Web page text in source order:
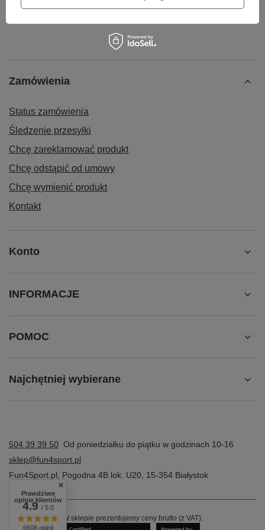
Zamówienia
Status zamówienia
Śledzenie przesyłki
Chcę zareklamować produkt
Chcę odstąpić od umowy
Chcę wymienić produkt
Kontakt
Konto
INFORMACJE
POMOC
Najchętniej wybierane
504 39 39 50 Od poniedziałku do piątku w godzinach 10-16
sklep@fun4sport.pl
Fun4Sport.pl
Pogodna 4B lok. U20 15-354 Białystok
W sklepie prezentujemy ceny brutto (z VAT).
Prawdziwe
opinie klientów
4.9/ 5.0
6608 opinii